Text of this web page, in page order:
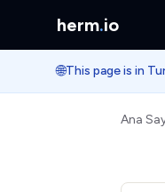
herm.io
🌐This page is in
Ana